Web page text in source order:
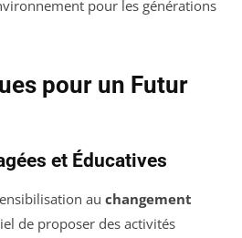
pour un Futur
et Éducatives
au changement
de proposer des activités